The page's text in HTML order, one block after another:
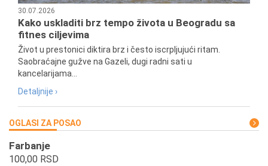
30.07.2026
Kako uskladiti brz tempo života u Beogradu sa
fitnes ciljevima
Život u prestonici diktira brz i često iscrpljujući ritam.
Saobraćajne gužve na Gazeli, dugi radni sati u
kancelarijama...
Detaljnije ›
OGLASI ZA POSAO
Farbanje
100,00 RSD